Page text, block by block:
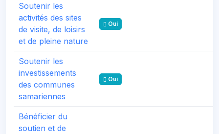
Soutenir les
activités des sites
de visite, de loisirs
et de pleine nature
Oui
Soutenir les
investissements
des communes
samariennes
Oui
Bénéficier du
soutien et de